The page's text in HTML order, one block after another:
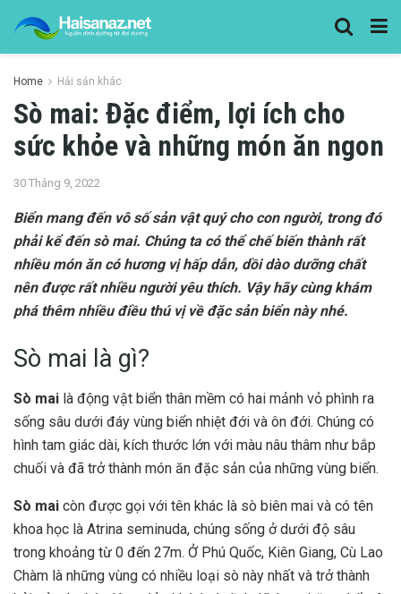
Home Hải sản khác
Sò mai: Đặc điểm, lợi ích cho
sức khỏe và những món ăn ngon
30 Tháng 9, 2022
Biển mang đến vô số sản vật quý cho con người, trong đó
phải kể đến sò mai. Chúng ta có thể chế biến thành rất
nhiều món ăn có hương vị hấp dẫn, dồi dào dưỡng chất
nên được rất nhiều người yêu thích. Vậy hãy cùng khám
phá thêm nhiều điều thú vị về đặc sản biển này nhé.
Sò mai là gì?
Sò mai là động vật biển thân mềm có hai mảnh vỏ phình ra
sống sâu dưới đáy vùng biển nhiệt đới và ôn đới. Chúng có
hình tam giác dài, kích thước lớn với màu nâu thâm như bắp
chuối và đã trở thành món ăn đặc sản của những vùng biển.
Sò mai còn được gọi với tên khác là sò biên mai và có tên
khoa học là Atrina seminuda, chúng sống ở dưới độ sâu
trong khoảng từ 0 đến 27m. Ở Phú Quốc, Kiên Giang, Cù Lao
Chàm là những vùng có nhiều loại sò này nhất và trở thành